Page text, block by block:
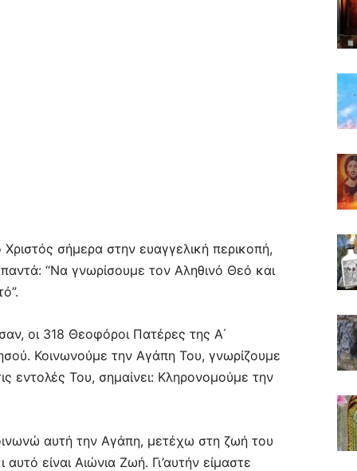
Χριστός σήμερα στην ευαγγελική περικοπή,
“Να γνωρίσουμε τον Aληθινό Θεό και
οι 318 Θεοφόροι Πατέρες της Α΄
Κοινωνούμε την Αγάπη Του, γνωρίζουμε
εντολές Του, σημαίνει: Κληρονομούμε την
αυτή την Αγάπη, μετέχω στη ζωή του
είναι Αιώνια Ζωή. Γι’αυτήν είμαστε